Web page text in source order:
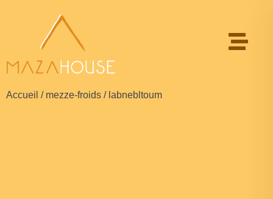
Accueil / mezze-froids / labnebltoum